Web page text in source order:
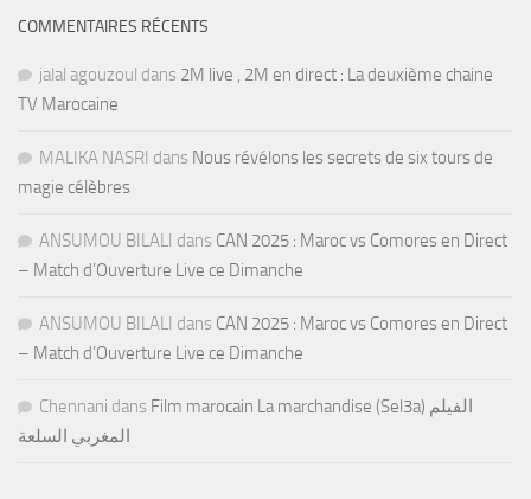
COMMENTAIRES RÉCENTS
jalal agouzoul dans 2M live , 2M en direct : La deuxième chaine
TV Marocaine
MALIKA NASRI dans Nous révélons les secrets de six tours de
magie célèbres
ANSUMOU BILALI dans CAN 2025 : Maroc vs Comores en Direct
– Match d’Ouverture Live ce Dimanche
ANSUMOU BILALI dans CAN 2025 : Maroc vs Comores en Direct
– Match d’Ouverture Live ce Dimanche
Chennani dans Film marocain La marchandise (Sel3a) الفيلم
المغربي السلعة